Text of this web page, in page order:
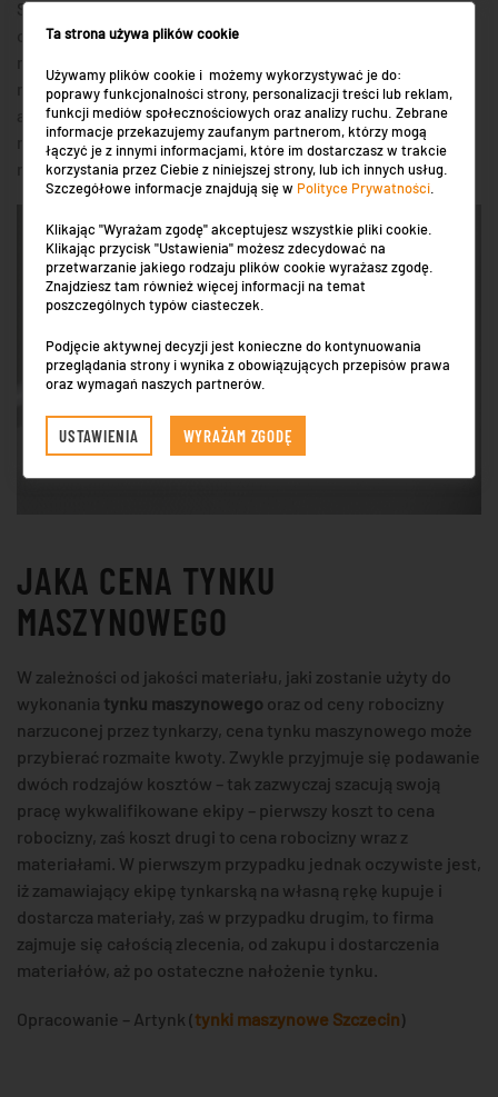
Sprawdza się zasad, iż im większa powierzchnia do
otynkowania, tym bardziej opłacalne jest zastosowanie
małym metrażu, wynajęcie ekipy tynkarzy dysponujących
agregatem mija się z celem, bowiem będzie zdecydowanie
mniej korzystne finansowo, niż nakładanie tynku w sposób
ręczny.
JAKA CENA TYNKU
MASZYNOWEGO
W zależności od jakości materiału, jaki zostanie użyty do
wykonania tynku maszynowego oraz od ceny robocizny
narzuconej przez tynkarzy, cena tynku maszynowego może
przybierać rozmaite kwoty. Zwykle przyjmuje się podawanie
dwóch rodzajów kosztów – tak zazwyczaj szacują swoją
pracę wykwalifikowane ekipy – pierwszy koszt to cena
robocizny, zaś koszt drugi to cena robocizny wraz z
materiałami. W pierwszym przypadku jednak oczywiste jest,
iż zamawiający ekipę tynkarską na własną rękę kupuje i
dostarcza materiały, zaś w przypadku drugim, to firma
zajmuje się całością zlecenia, od zakupu i dostarczenia
materiałów, aż po ostateczne nałożenie tynku.
Opracowanie – Artynk (tynki maszynowe Szczecin)
Ta strona używa plików cookie
Używamy plików cookie i możemy wykorzystywać je do:
poprawy funkcjonalności strony, personalizacji treści lub reklam,
funkcji mediów społecznościowych oraz analizy ruchu. Zebrane
informacje przekazujemy zaufanym partnerom, którzy mogą
łączyć je z innymi informacjami, które im dostarczasz w trakcie
korzystania przez Ciebie z niniejszej strony, lub ich innych usług.
Szczegółowe informacje znajdują się w Polityce Prywatności
Klikając "Wyrażam zgodę" akceptujesz wszystkie pliki cookie.
Klikając przycisk "Ustawienia" możesz zdecydować na
przetwarzanie jakiego rodzaju plików cookie wyrażasz zgodę.
Znajdziesz tam również więcej informacji na temat
poszczególnych typów ciasteczek.
Podjęcie aktywnej decyzji jest konieczne do kontynuowania
przeglądania strony i wynika z obowiązujących przepisów prawa
oraz wymagań naszych partnerów.
USTAWIENIA WYRAŻAM ZGODĘ